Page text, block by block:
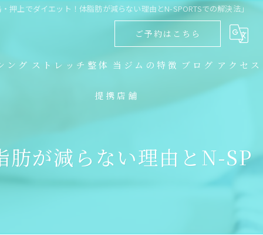
押上でダイエット！体脂肪が減らない理由とN-SPORTSでの解決法」
ご予約はこちら
ング ストレッチ整体 当ジムの特徴
トレーニング
ブログ アクセス
提携店舗
肪が減らない理由とN-SP